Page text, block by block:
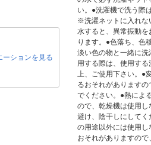
ーションを見る
い。●洗濯機で洗う際
※洗濯ネットに入れな
水すると、異常振動
ります。●色落ち、色
淡い色の物と一緒に
用する際は、使用す
上、ご使用下さい。●
るおそれがあります
でください。●熱によ
ので、乾燥機は使用
避け、陰干しにして
の用途以外には使用
おそれがありますの